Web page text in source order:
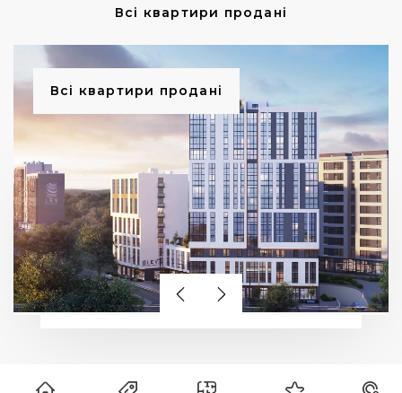
Всі квартири продані
Всі квартири продані